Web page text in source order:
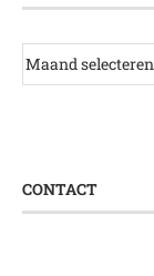
CONTACT